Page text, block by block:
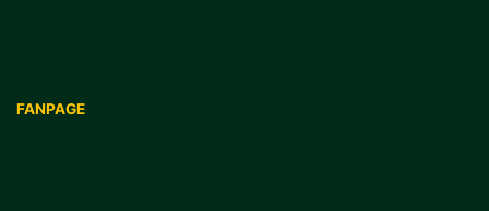
FANPAGE